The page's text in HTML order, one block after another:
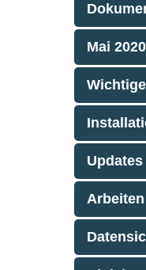
Mai
Updates